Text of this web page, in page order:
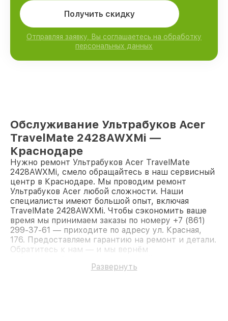
Получить скидку
Отправляя заявку, Вы соглашаетесь на обработку
персональных данных
Обслуживание Ультрабуков Acer
TravelMate 2428AWXMi —
Краснодаре
Нужно ремонт Ультрабуков Acer TravelMate
2428AWXMi, смело обращайтесь в наш сервисный
центр в Краснодаре. Мы проводим ремонт
Ультрабуков Acer любой сложности. Наши
специалисты имеют большой опыт, включая
TravelMate 2428AWXMi. Чтобы сэкономить ваше
время мы принимаем заказы по номеру +7 (861)
299-37-61 — приходите по адресу ул. Красная,
176. Предоставляем гарантию на ремонт и детали.
Обратитесь к нам — и мы вернём
Развернуть